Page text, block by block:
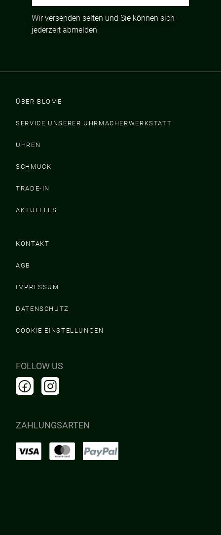
Wir versenden selten und Sie können sich
jederzeit abmelden
ÜBER BLOME
SERVICE UNSERER UHRMACHERWERKSTATT
UHREN
SCHMUCK
TRADE-IN
AKTUELLES
KONTAKT
AGB
IMPRESSUM
DATENSCHUTZ
COOKIE EINSTELLUNGEN
FOLLOW US
ZAHLUNGSARTEN